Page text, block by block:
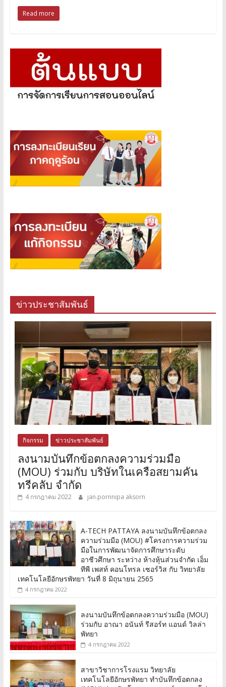
Read more
ข่าวประชาสัมพันธ์
กิจกรรม ข่าวประชาสัมพันธ์
ลงนามบันทึกข้อตกลงความร่วมมือ
(MOU) ร่วมกับ บริษัทในเครือสยามคัน
ทรีคลับ จำกัด
4 กรกฎาคม 2022 jan.pornnipa aksorn
A-TECH PATTAYA ลงนามบันทึกข้อตกลง
ความร่วมมือ (MOU) #โครงการความร่วม
มือในการพัฒนาจัดการศึกษาระดับ
อาชีวศึกษา ระหว่าง ห้างหุ้นส่วนจำกัด เอ็ม
ทีพี เพสท์ คอนโทรล เซอร์วิส กับ วิทยาลัย
เทคโนโลยีอักษรพัทยา วันที่ 8 มิถุนายน 2565
4 กรกฎาคม 2022
ลงนามบันทึกข้อตกลงความร่วมมือ (MOU)
ร่วมกับ อาณา อนันท์ รีสอร์ท แอนด์ วิลล่า
พัทยา
4 กรกฎาคม 2022
สาขาวิชาการโรงแรม วิทยาลัย
เทคโนโลยีอักษรพัทยา ทำบันทึกข้อตกลง